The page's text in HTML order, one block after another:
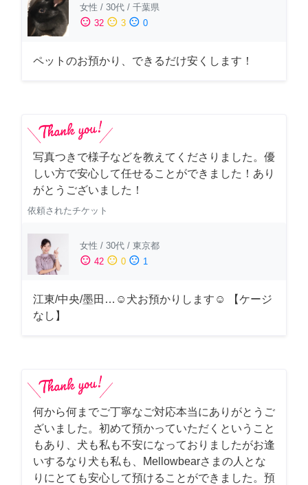
女性 / 30代 / 千葉県
sentiment_satisfied 32 sentiment_neutral 3 sentiment_dissatisfied 0
ペットのお預かり、できるだけ安くします！
写真つきで様子などを教えてくださりました。優
しい方で安心して任せることができました！あり
がとうございました！
依頼されたチケット
女性 / 30代 / 東京都
sentiment_satisfied 42 sentiment_neutral 0 sentiment_dissatisfied 1
江東/中央/墨田…☺︎犬お預かりします☺︎ 【ケージ
なし】
何から何までご丁寧なご対応本当にありがとうご
ざいました。初めて預かっていただくということ
もあり、犬も私も不安になっておりましたがお逢
いするなり犬も私も、Mellowbearさまの人とな
りにとても安心して預けることができました。預